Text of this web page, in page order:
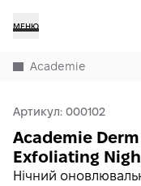
МЕНЮ
Academie
Артикул: 000102
Нічний
Academie
Exfoliating